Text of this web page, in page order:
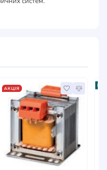
АКЦІЯ